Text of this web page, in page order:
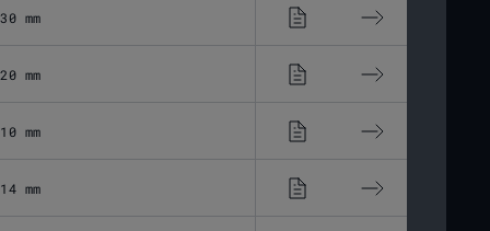
30 mm 11,03 μm
20 mm 20,06 μm
10 mm 43,37 μm
14 mm 28,8 μm